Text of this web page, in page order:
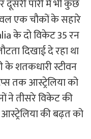
दूसरी पारी में भी कुछ
एक चौकों के सहारे
के दो विकेट 35 रन
दिखाई दे रहा था
के शतकधारी स्टीवन
तक आस्ट्रेलिया को
ने तीसरे विकेट की
की बढ़त को